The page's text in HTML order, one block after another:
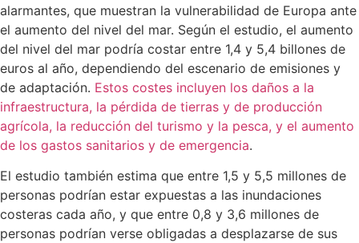
alarmantes, que muestran la vulnerabilidad de Europa ante
el aumento del nivel del mar. Según el estudio, el aumento
del nivel del mar podría costar entre 1,4 y 5,4 billones de
euros al año, dependiendo del escenario de emisiones y
de adaptación. Estos costes incluyen los daños a la
infraestructura, la pérdida de tierras y de producción
agrícola, la reducción del turismo y la pesca, y el aumento
de los gastos sanitarios y de emergencia.
El estudio también estima que entre 1,5 y 5,5 millones de
personas podrían estar expuestas a las inundaciones
costeras cada año, y que entre 0,8 y 3,6 millones de
personas podrían verse obligadas a desplazarse de sus